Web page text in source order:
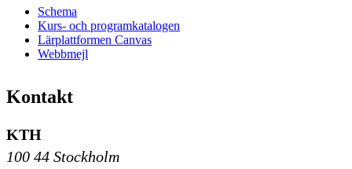
Schema
Kurs- och programkatalogen
Lärplattformen Canvas
Webbmejl
Kontakt
KTH
100 44 Stockholm